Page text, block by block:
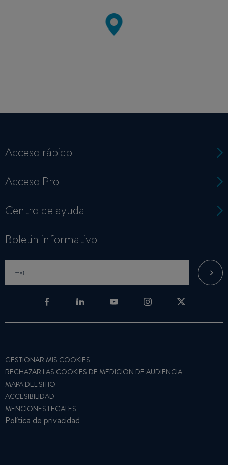
Acceso rápido
Acceso Pro
Centro de ayuda
Boletin informativo
GESTIONAR MIS COOKIES
RECHAZAR LAS COOKIES DE MEDICION DE AUDIENCIA
MAPA DEL SITIO
ACCESIBILIDAD
MENCIONES LEGALES
Política de privacidad